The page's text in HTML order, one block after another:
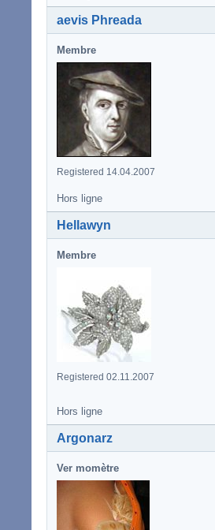
aevis Phreada
Membre
Registered 14.04.2007
Hors ligne
Hellawyn
Membre
Registered 02.11.2007
Hors ligne
Argonarz
Ver momètre